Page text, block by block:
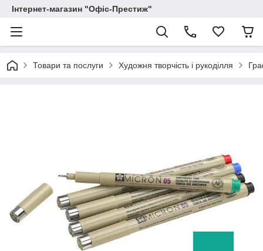
Інтернет-магазин "Офіс-Престиж"
Товари та послуги Художня творчість і рукоділля